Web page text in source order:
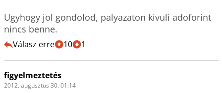
Ugyhogy jol gondolod, palyazaton kivuli adoforint
nincs benne.
Válasz erre 10 1
figyelmeztetés
2012. augusztus 30. 01:14